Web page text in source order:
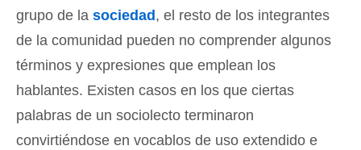
grupo de la sociedad , el resto de los integrantes
de la comunidad pueden no comprender algunos
términos y expresiones que emplean los
hablantes. Existen casos en los que ciertas
palabras de un sociolecto terminaron
convirtiéndose en vocablos de uso extendido e